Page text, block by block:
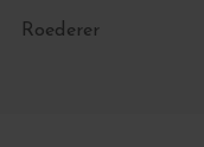
Roederer